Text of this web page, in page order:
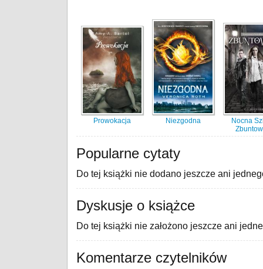
Prowokacja Niezgodna
Nocna
Popularne cytaty
Do tej książki nie dodano jeszcze ani
Dyskusje o książce
Do tej książki nie założono jeszcze ani
Komentarze czytelników